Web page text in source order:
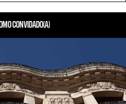
CONVIDADO(A)